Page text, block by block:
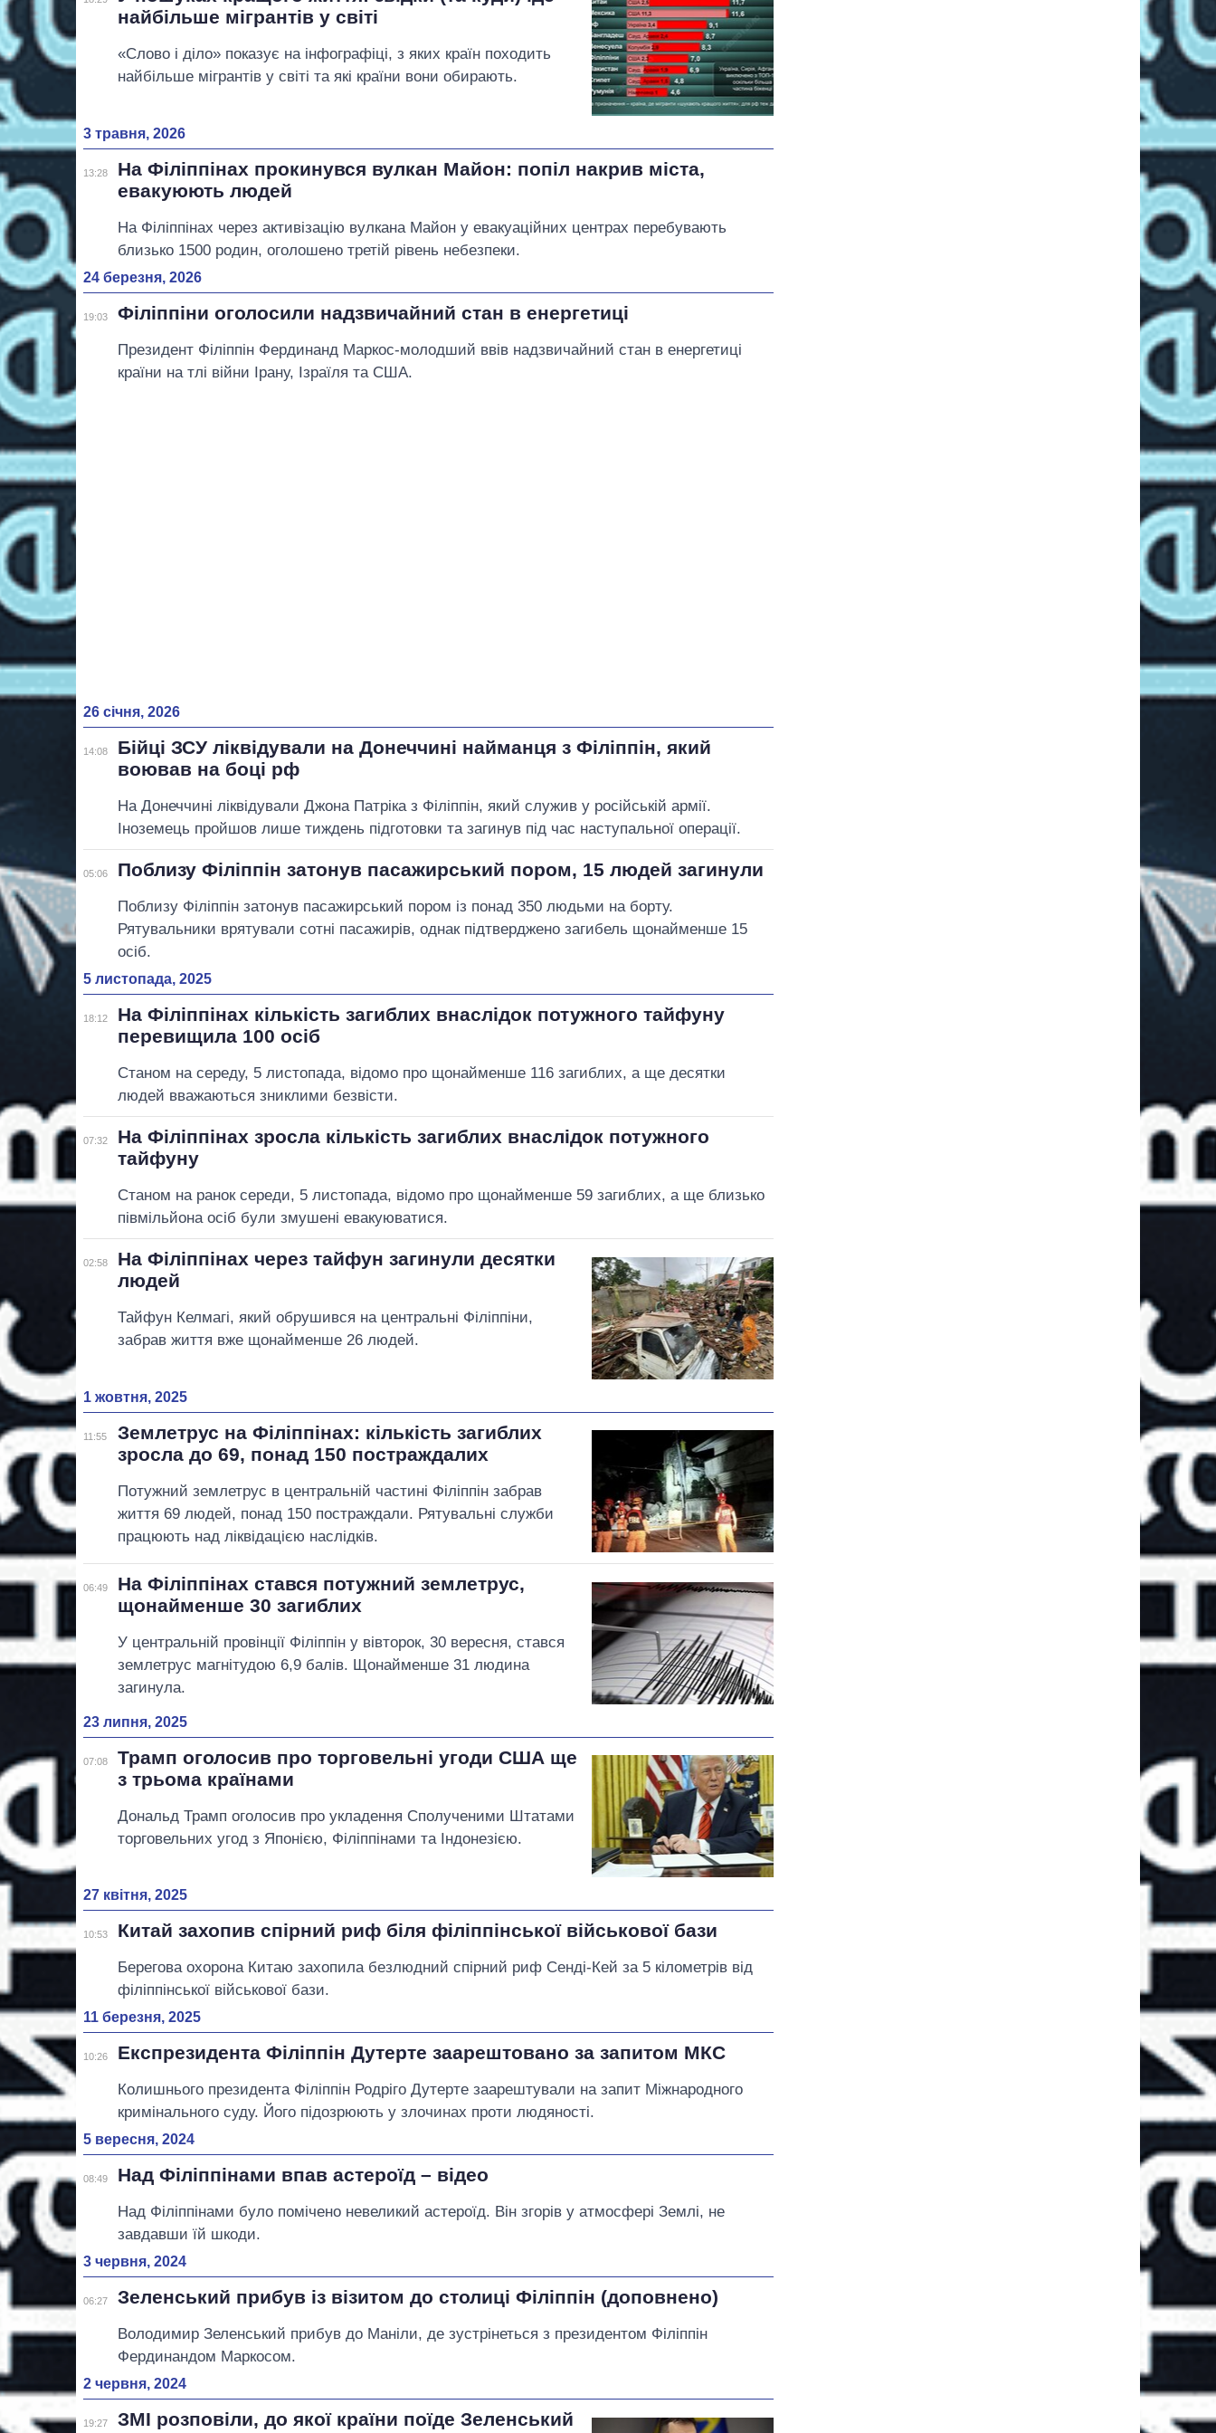
найбільше мігрантів у світі
«Слово і діло» показує на інфографіці, з яких країн походить
найбільше мігрантів у світі та які країни вони обирають.
3 травня, 2026
13:28
На Філіппінах прокинувся вулкан Майон: попіл накрив міста,
евакуюють людей
На Філіппінах через активізацію вулкана Майон у евакуаційних центрах перебувають
близько 1500 родин, оголошено третій рівень небезпеки.
24 березня, 2026
19:03 Філіппіни оголосили надзвичайний стан в енергетиці
Президент Філіппін Фердинанд Маркос-молодший ввів надзвичайний стан в енергетиці
країни на тлі війни Ірану, Ізраїля та США.
26 січня, 2026
14:08
Бійці ЗСУ ліквідували на Донеччині найманця з Філіппін, який
воював на боці рф
На Донеччині ліквідували Джона Патріка з Філіппін, який служив у російській армії.
Іноземець пройшов лише тиждень підготовки та загинув під час наступальної операції.
05:06 Поблизу Філіппін затонув пасажирський пором, 15 людей загинули
Поблизу Філіппін затонув пасажирський пором із понад 350 людьми на борту.
Рятувальники врятували сотні пасажирів, однак підтверджено загибель щонайменше 15
осіб.
5 листопада, 2025
18:12
На Філіппінах кількість загиблих внаслідок потужного тайфуну
перевищила 100 осіб
Станом на середу, 5 листопада, відомо про щонайменше 116 загиблих, а ще десятки
людей вважаються зниклими безвісти.
07:32
На Філіппінах зросла кількість загиблих внаслідок потужного
тайфуну
Станом на ранок середи, 5 листопада, відомо про щонайменше 59 загиблих, а ще близько
півмільйона осіб були змушені евакуюватися.
02:58
На Філіппінах через тайфун загинули десятки
людей
Тайфун Келмагі, який обрушився на центральні Філіппіни,
забрав життя вже щонайменше 26 людей.
1 жовтня, 2025
11:55
Землетрус на Філіппінах: кількість загиблих
зросла до 69, понад 150 постраждалих
Потужний землетрус в центральній частині Філіппін забрав
життя 69 людей, понад 150 постраждали. Рятувальні служби
працюють над ліквідацією наслідків.
06:49
На Філіппінах стався потужний землетрус,
щонайменше 30 загиблих
У центральній провінції Філіппін у вівторок, 30 вересня, стався
землетрус магнітудою 6,9 балів. Щонайменше 31 людина
загинула.
23 липня, 2025
07:08
Трамп оголосив про торговельні угоди США ще
з трьома країнами
Дональд Трамп оголосив про укладення Сполученими Штатами
торговельних угод з Японією, Філіппінами та Індонезією.
27 квітня, 2025
10:53 Китай захопив спірний риф біля філіппінської військової бази
Берегова охорона Китаю захопила безлюдний спірний риф Сенді-Кей за 5 кілометрів від
філіппінської військової бази.
11 березня, 2025
10:26 Експрезидента Філіппін Дутерте заарештовано за запитом МКС
Колишнього президента Філіппін Родріго Дутерте заарештували на запит Міжнародного
кримінального суду. Його підозрюють у злочинах проти людяності.
5 вересня, 2024
08:49 Над Філіппінами впав астероїд – відео
Над Філіппінами було помічено невеликий астероїд. Він згорів у атмосфері Землі, не
завдавши їй шкоди.
3 червня, 2024
06:27 Зеленський прибув із візитом до столиці Філіппін (доповнено)
Володимир Зеленський прибув до Маніли, де зустрінеться з президентом Філіппін
Фердинандом Маркосом.
2 червня, 2024
19:27
ЗМІ розповіли, до якої країни поїде Зеленський